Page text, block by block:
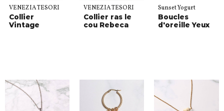
VENEZIA TESORI
Collier
Vintage
VENEZIA TESORI
Collier ras le
cou Rebeca
Sunset Yogurt
Boucles
d'oreille Yeux